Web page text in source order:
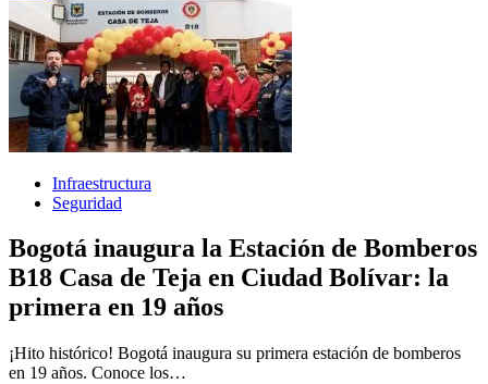
Infraestructura
Seguridad
Bogotá inaugura la Estación de Bomberos
B18 Casa de Teja en Ciudad Bolívar: la
primera en 19 años
¡Hito histórico! Bogotá inaugura su primera estación de bomberos
en 19 años. Conoce los…